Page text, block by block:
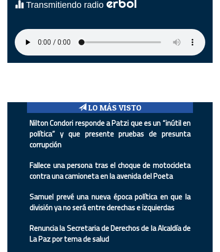
Transmitiendo radio erbol
LO MÁS VISTO
Nilton Condori responde a Patzi que es un “inútil en
política” y que presente pruebas de presunta
corrupción
Fallece una persona tras el choque de motocicleta
contra una camioneta en la avenida del Poeta
Samuel prevé una nueva época política en que la
división ya no será entre derechas e izquierdas
Renuncia la Secretaria de Derechos de la Alcaldía de
La Paz por tema de salud